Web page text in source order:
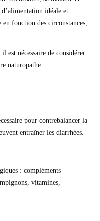
idéale et
fonction des circonstances,
est nécessaire de considérer
naturopathe.
pour contrebalancer la
entraîner les diarrhées.
: compléments
vitamines,